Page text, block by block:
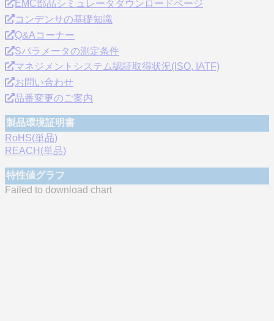
EMC部品シミュレータダウンロードページ
コンデンサの基礎知識
Q&Aコーナー
Sパラメータの測定条件
マネジメントシステム認証取得状況(ISO, IATF)
お問い合わせ
品番変更のご案内
製品環境証明書
RoHS(単品)
REACH(単品)
特性値グラフ
Failed to download chart